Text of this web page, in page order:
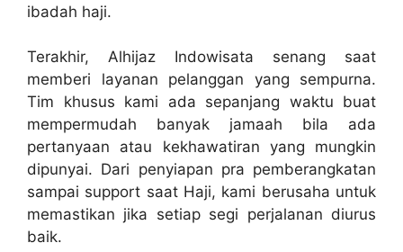
ibadah haji.
Terakhir, Alhijaz Indowisata senang saat
memberi layanan pelanggan yang sempurna.
Tim khusus kami ada sepanjang waktu buat
mempermudah banyak jamaah bila ada
pertanyaan atau kekhawatiran yang mungkin
dipunyai. Dari penyiapan pra pemberangkatan
sampai support saat Haji, kami berusaha untuk
memastikan jika setiap segi perjalanan diurus
baik.